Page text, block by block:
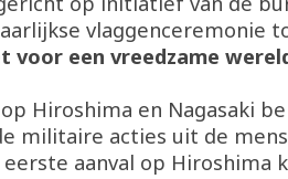
vlaggenceremonie
voor een vreedzame
Hiroshima en Nagasaki
militaire acties uit de
aanval op Hiroshima